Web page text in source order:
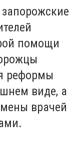
помощи
реформы
виде, а
врачей